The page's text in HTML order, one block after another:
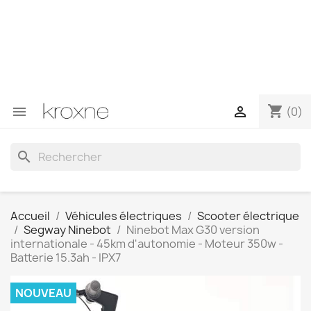
 shopping_cart (0)

search
Accueil Véhicules électriques
Scooter électrique
Segway Ninebot
Ninebot Max G30 version
internationale - 45km d'autonomie - Moteur 350w -
Batterie 15.3ah - IPX7
NOUVEAU